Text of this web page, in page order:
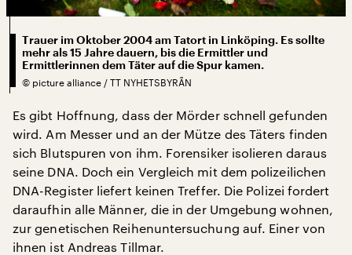
Trauer im Oktober 2004 am Tatort in Linköping. Es sollte
mehr als 15 Jahre dauern, bis die Ermittler und
Ermittlerinnen dem Täter auf die Spur kamen.
© picture alliance / TT NYHETSBYRÃN
Es gibt Hoffnung, dass der Mörder schnell gefunden
wird. Am Messer und an der Mütze des Täters finden
sich Blutspuren von ihm. Forensiker isolieren daraus
seine DNA. Doch ein Vergleich mit dem polizeilichen
DNA-Register liefert keinen Treffer. Die Polizei fordert
daraufhin alle Männer, die in der Umgebung wohnen,
zur genetischen Reihenuntersuchung auf. Einer von
ihnen ist Andreas Tillmar.